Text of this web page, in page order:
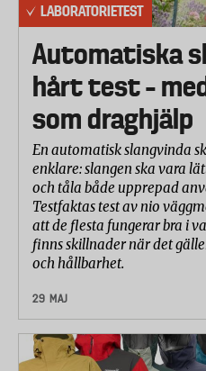
LABORATORIETEST
Automatiska
hårt test –
som draghjälp
En automatisk slangvinda
enklare: slangen ska vara
och tåla både upprepad
Testfaktas test av nio
att de flesta fungerar bra i
finns skillnader när det
och hållbarhet.
29 MAJ